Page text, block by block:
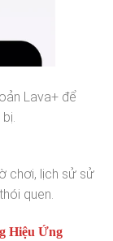
Lava+ để
chơi, lịch sử sử
quen.
Hiệu Ứng